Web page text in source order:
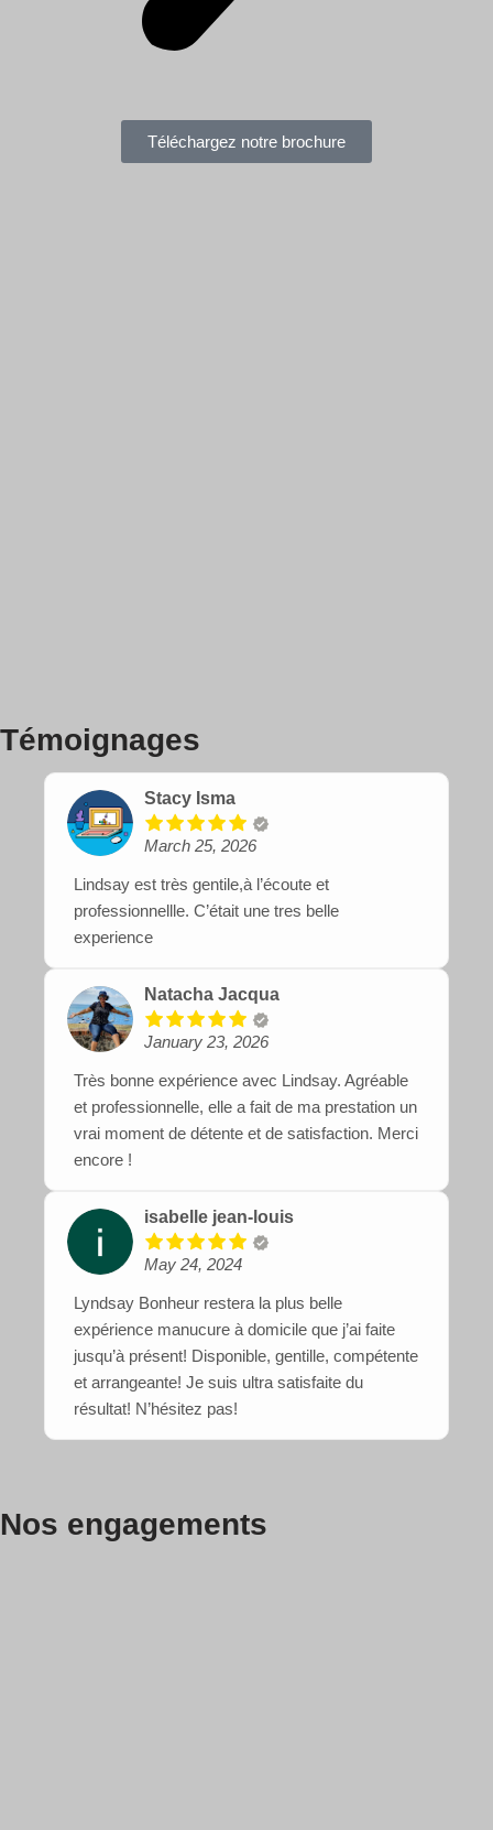
Téléchargez notre brochure
Témoignages
Stacy Isma
March 25, 2026
Lindsay est très gentile,à l’écoute et
professionnellle. C’était une tres belle
experience
Natacha Jacqua
January 23, 2026
Très bonne expérience avec Lindsay. Agréable
et professionnelle, elle a fait de ma prestation un
vrai moment de détente et de satisfaction. Merci
encore !
isabelle jean-louis
May 24, 2024
Lyndsay Bonheur restera la plus belle
expérience manucure à domicile que j’ai faite
jusqu’à présent! Disponible, gentille, compétente
et arrangeante! Je suis ultra satisfaite du
résultat! N’hésitez pas!
Nos engagements